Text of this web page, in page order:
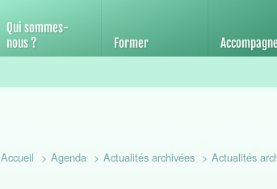
Qui sommes-
nous ?
Former
Accueil Agenda Actualités archivées Actualités